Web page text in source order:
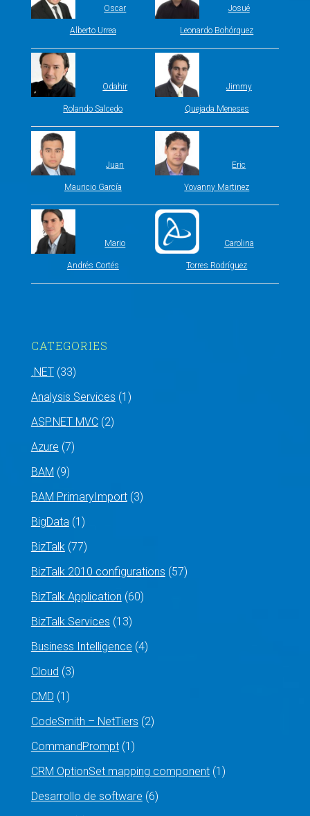
Oscar
Alberto Urrea
Josué
Leonardo Bohórquez
Odahir
Rolando Salcedo
Jimmy
Quejada Meneses
Juan
Mauricio García
Eric
Yovanny Martinez
Mario
Andrés Cortés
Carolina
Torres Rodríguez
CATEGORIES
.NET(33)
Analysis Services (1)
ASP.NET MVC(2)
Azure (7)
BAM (9)
BAM PrimaryImport(3)
BigData(1)
BizTalk(77)
BizTalk 2010 configurations (57)
BizTalk Application (60)
BizTalk Services (13)
Business Intelligence (4)
Cloud (3)
CMD (1)
CodeSmith – NetTiers (2)
CommandPrompt(1)
CRM OptionSet mapping component(1)
Desarrollo de software (6)